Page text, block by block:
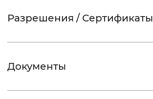
Разрешения / Сертификаты
Документы